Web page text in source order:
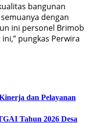
bangunan
dengan
ini personel Brimob
pungkas Perwira
dan Pelayanan
Tahun 2026 Desa